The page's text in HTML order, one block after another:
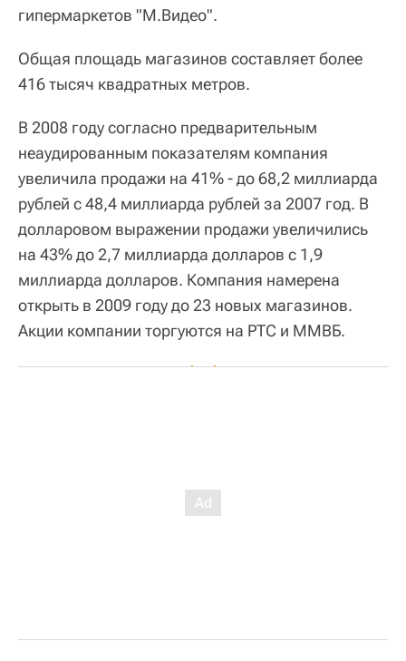
гипермаркетов "М.Видео".
Общая площадь магазинов составляет более
416 тысяч квадратных метров.
В 2008 году согласно предварительным
неаудированным показателям компания
увеличила продажи на 41% - до 68,2 миллиарда
рублей с 48,4 миллиарда рублей за 2007 год. В
долларовом выражении продажи увеличились
на 43% до 2,7 миллиарда долларов с 1,9
миллиарда долларов. Компания намерена
открыть в 2009 году до 23 новых магазинов.
Акции компании торгуются на РТС и ММВБ.